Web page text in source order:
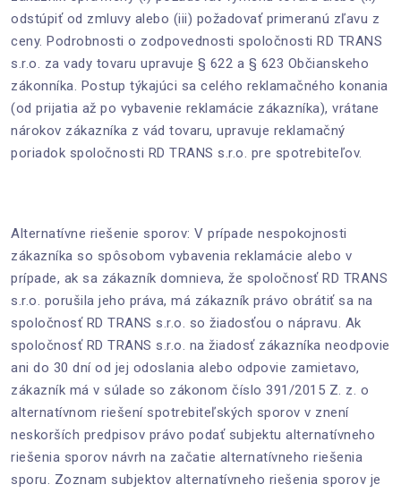
odstúpiť od zmluvy alebo (iii) požadovať primeranú zľavu z
ceny. Podrobnosti o zodpovednosti spoločnosti RD TRANS
s.r.o. za vady tovaru upravuje § 622 a § 623 Občianskeho
zákonníka. Postup týkajúci sa celého reklamačného konania
(od prijatia až po vybavenie reklamácie zákazníka), vrátane
nárokov zákazníka z vád tovaru, upravuje reklamačný
poriadok spoločnosti RD TRANS s.r.o. pre spotrebiteľov.
Alternatívne riešenie sporov: V prípade nespokojnosti
zákazníka so spôsobom vybavenia reklamácie alebo v
prípade, ak sa zákazník domnieva, že spoločnosť RD TRANS
s.r.o. porušila jeho práva, má zákazník právo obrátiť sa na
spoločnosť RD TRANS s.r.o. so žiadosťou o nápravu. Ak
spoločnosť RD TRANS s.r.o. na žiadosť zákazníka neodpovie
ani do 30 dní od jej odoslania alebo odpovie zamietavo,
zákazník má v súlade so zákonom číslo 391/2015 Z. z. o
alternatívnom riešení spotrebiteľských sporov v znení
neskorších predpisov právo podať subjektu alternatívneho
riešenia sporov návrh na začatie alternatívneho riešenia
sporu. Zoznam subjektov alternatívneho riešenia sporov je